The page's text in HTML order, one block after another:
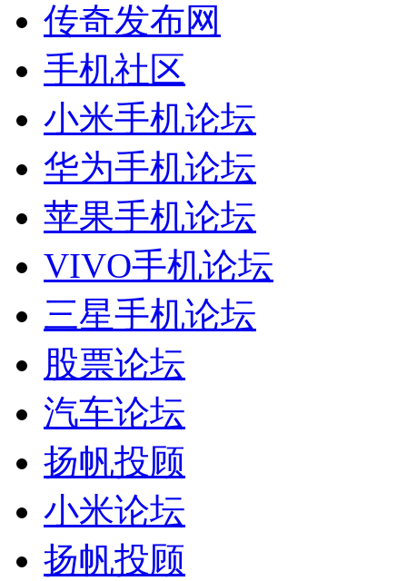
传奇发布网
手机社区
小米手机论坛
华为手机论坛
苹果手机论坛
VIVO手机论坛
三星手机论坛
股票论坛
汽车论坛
扬帆投顾
小米论坛
扬帆投顾